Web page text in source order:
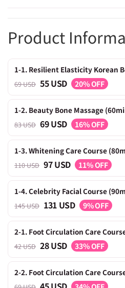
Product
1-1. Resilient Elasticity Korean
69 USD 55 USD 20% OFF
1-2. Beauty Bone Massage
83 USD 69 USD 16% OFF
1-3. Whitening Care Course
110 USD 97 USD 11% OFF
1-4. Celebrity Facial Course
145 USD 131 USD 9% OFF
2-1. Foot Circulation Care
42 USD 28 USD 33% OFF
2-2. Foot Circulation Care